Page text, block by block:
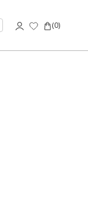
(0)